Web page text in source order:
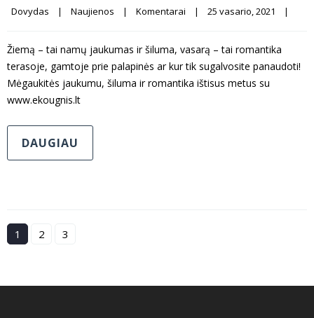
Dovydas | Naujienos | Komentarai | 25 vasario, 2021 |
Žiemą – tai namų jaukumas ir šiluma, vasarą – tai romantika
terasoje, gamtoje prie palapinės ar kur tik sugalvosite panaudoti!
Mėgaukitės jaukumu, šiluma ir romantika ištisus metus su
www.ekougnis.lt
DAUGIAU
1 2 3